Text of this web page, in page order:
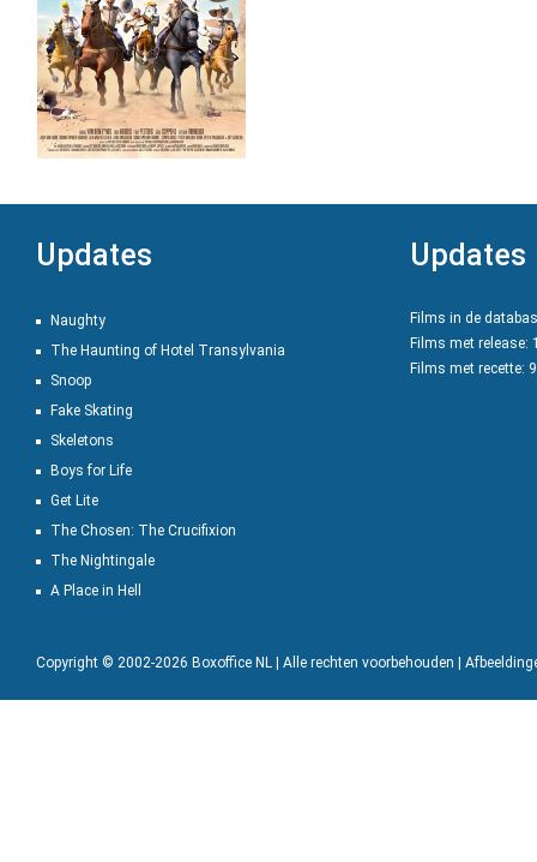
Updates
Naughty
The Haunting of Hotel Transylvania
Snoop
Fake Skating
Skeletons
Boys for Life
Get Lite
The Chosen: The Crucifixion
The Nightingale
A Place in Hell
Updates
Films in de
Films met release:
Films met recette:
Copyright © 2002-2026 Boxoffice NL | Alle rechten voorbehouden |